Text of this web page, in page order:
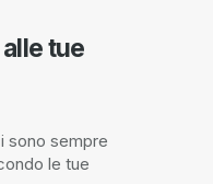
tue
sono sempre
le tue